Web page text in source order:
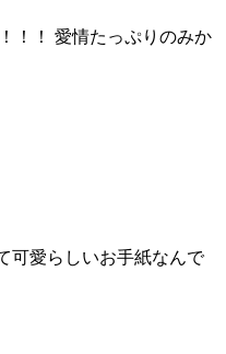
！！ 愛情たっぷりのみか
可愛らしいお手紙なんで